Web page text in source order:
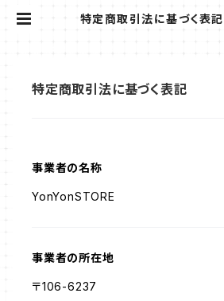
特定商取引法に基づく表
特定商取引法に基づく表記
事業者の名称
YonYonSTORE
事業者の所在地
〒106-6237